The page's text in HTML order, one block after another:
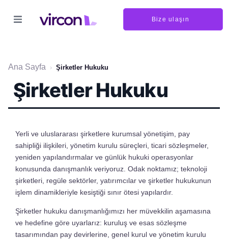
Bize ulaşın
Ana Sayfa › Şirketler Hukuku
Şirketler Hukuku
Yerli ve uluslararası şirketlere kurumsal yönetişim, pay
sahipliği ilişkileri, yönetim kurulu süreçleri, ticari sözleşmeler,
yeniden yapılandırmalar ve günlük hukuki operasyonlar
konusunda danışmanlık veriyoruz. Odak noktamız; teknoloji
şirketleri, regüle sektörler, yatırımcılar ve şirketler hukukunun
işlem dinamikleriyle kesiştiği sınır ötesi yapılardır.
Şirketler hukuku danışmanlığımızı her müvekkilin aşamasına
ve hedefine göre uyarlarız: kuruluş ve esas sözleşme
tasarımından pay devirlerine, genel kurul ve yönetim kurulu